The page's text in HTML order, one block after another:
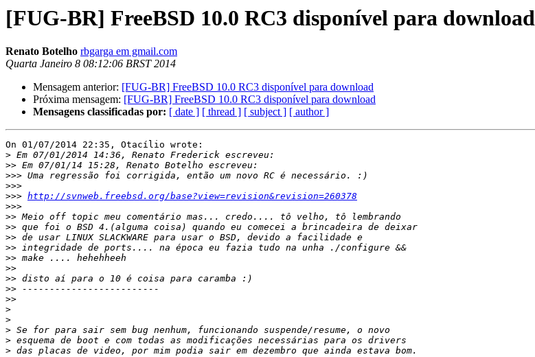
[FUG-BR] FreeBSD 10.0 RC3 disponível para download
Renato Botelho rbgarga em gmail.com
Quarta Janeiro 8 08:12:06 BRST 2014
Mensagem anterior: [FUG-BR] FreeBSD 10.0 RC3 disponível para download
Próxima mensagem: [FUG-BR] FreeBSD 10.0 RC3 disponível para download
Mensagens classificadas por: [ date ] [ thread ] [ subject ] [ author ]
On 01/07/2014 22:35, Otacílio wrote:
>
>>
>>>
>>>
>>> http://svnweb.freebsd.org/base?view=revision&revision=260378
>>>
>>
>>
>>
>>
>>
>>
>>
>>
>>
>
>
>
>
>